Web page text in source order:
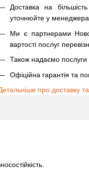
Доставка на
уточнюйте у
Ми є партнерами
вартості послуг
Також надаємо послуги
Офіційна гарантія та
про доставку та